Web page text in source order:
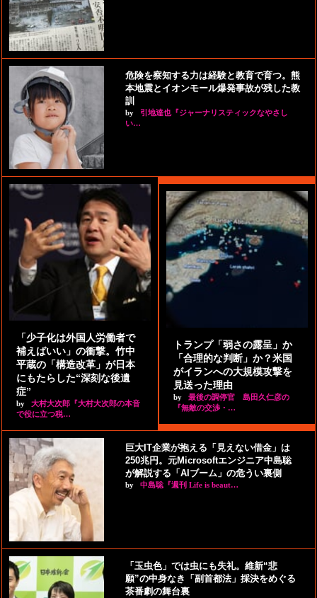
危険を察知する力は経験と教育で育つ。熊
本地震とイオンモール爆発事故が残した教
訓
by
引地達也『ジャーナリスティックなやさし
い…
「少子化は外国人労働者で
補えばいい」の衝撃。竹中
平蔵の「構造改革」が日本
にもたらした“深刻な後遺
症”
by
大村大次郎『大村大次郎の本音
で役に立つ税…
トランプ「弱さの露呈」か
「合理的な判断」か？米国
がイランへの大規模攻撃を
見送った理由
by
最後の調停官 島田久仁彦の
『無敵の交渉・…
巨大IT企業が抱える「見えない借金」は
250兆円。元Microsoftエンジニア中島聡
が解説する「AIブーム」の危うい裏側
by 中島聡『週刊 Life is beaut…
「玉虫色」では虫にも失礼。維新“悲
願”の中身なき「副首都法」採決をめぐる
茶番劇の舞台裏